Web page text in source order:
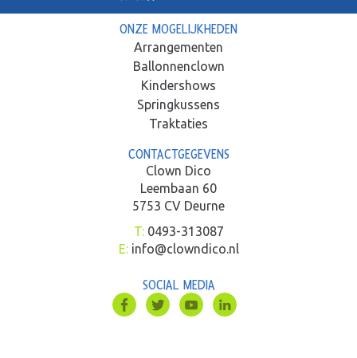
ONZE MOGELIJKHEDEN
Arrangementen
Ballonnenclown
Kindershows
Springkussens
Traktaties
CONTACTGEGEVENS
Clown Dico
Leembaan 60
5753 CV Deurne
T:0493-313087
E: info@clowndico.nl
SOCIAL MEDIA